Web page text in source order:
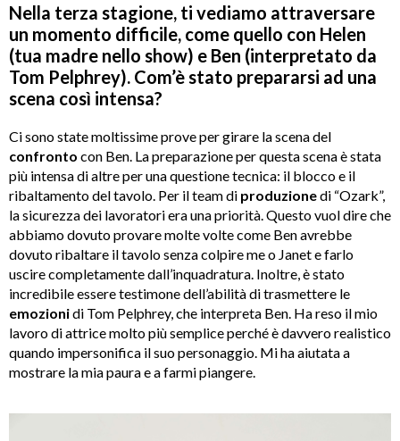
Nella terza stagione, ti vediamo attraversare
un momento difficile, come quello con Helen
(tua madre nello show) e Ben (interpretato da
Tom Pelphrey). Com’è stato prepararsi ad una
scena così intensa?
Ci sono state moltissime prove per girare la scena del
confronto con Ben. La preparazione per questa scena è stata
più intensa di altre per una questione tecnica: il blocco e il
ribaltamento del tavolo. Per il team di produzionedi “Ozark”,
la sicurezza dei lavoratori era una priorità. Questo vuol dire che
abbiamo dovuto provare molte volte come Ben avrebbe
dovuto ribaltare il tavolo senza colpire me o Janet e farlo
uscire completamente dall’inquadratura. Inoltre, è stato
incredibile essere testimone dell’abilità di trasmettere le
emozionidi Tom Pelphrey, che interpreta Ben. Ha reso il mio
lavoro di attrice molto più semplice perché è davvero realistico
quando impersonifica il suo personaggio. Mi ha aiutata a
mostrare la mia paura e a farmi piangere.